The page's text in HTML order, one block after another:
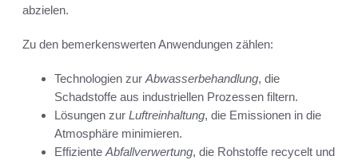
abzielen.
Zu den bemerkenswerten Anwendungen zählen:
Technologien zur Abwasserbehandlung, die
Schadstoffe aus industriellen Prozessen filtern.
Lösungen zur Luftreinhaltung, die Emissionen in die
Atmosphäre minimieren.
Effiziente Abfallverwertung, die Rohstoffe recycelt und